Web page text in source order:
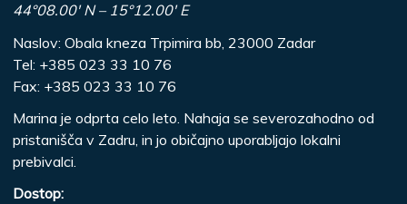
44°08.00′ N – 15°12.00′ E
Naslov: Obala kneza Trpimira bb, 23000 Zadar
Tel: +385 023 33 10 76
Fax: +385 023 33 10 76
Marina je odprta celo leto. Nahaja se severozahodno od
pristanišča v Zadru, in jo običajno uporabljajo lokalni
prebivalci.
Dostop: